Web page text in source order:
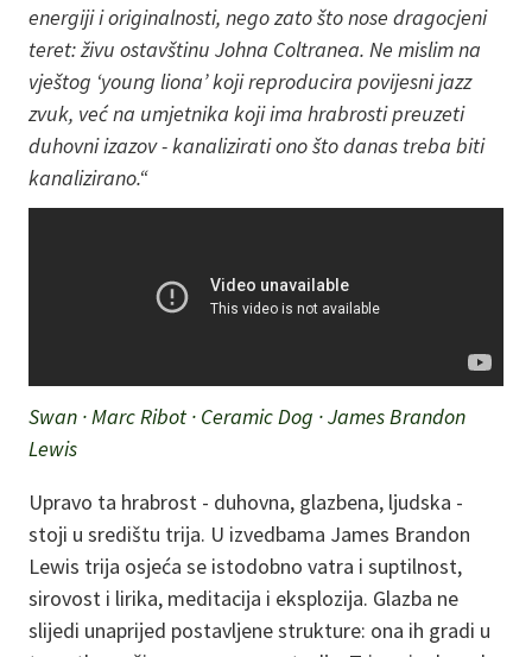
energiji i originalnosti, nego zato što nose dragocjeni
teret: živu ostavštinu Johna Coltranea. Ne mislim na
vještog ‘young liona’ koji reproducira povijesni jazz
zvuk, već na umjetnika koji ima hrabrosti preuzeti
duhovni izazov - kanalizirati ono što danas treba biti
kanalizirano.“
Swan · Marc Ribot · Ceramic Dog · James Brandon
Lewis
Upravo ta hrabrost - duhovna, glazbena, ljudska -
stoji u središtu trija. U izvedbama James Brandon
Lewis trija osjeća se istodobno vatra i suptilnost,
sirovost i lirika, meditacija i eksplozija. Glazba ne
slijedi unaprijed postavljene strukture: ona ih gradi u